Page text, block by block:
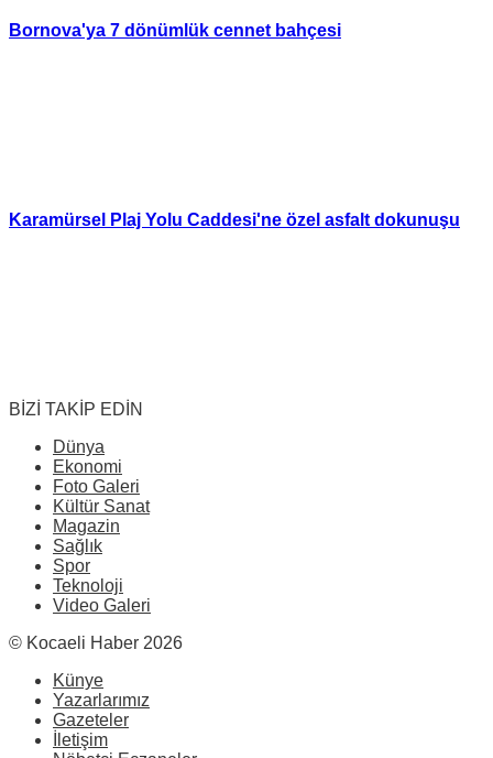
Bornova'ya 7 dönümlük cennet bahçesi
Karamürsel Plaj Yolu Caddesi'ne özel asfalt dokunuşu
BİZİ TAKİP EDİN
Dünya
Ekonomi
Foto Galeri
Kültür Sanat
Magazin
Sağlık
Spor
Teknoloji
Video Galeri
© Kocaeli Haber 2026
Künye
Yazarlarımız
Gazeteler
İletişim